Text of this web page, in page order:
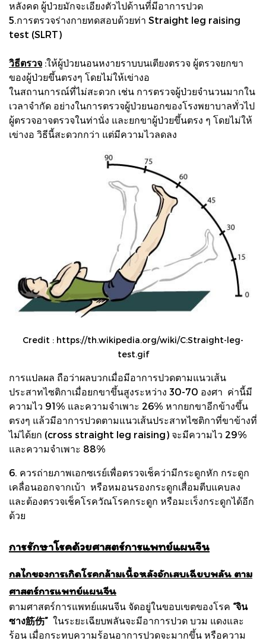
หลังคด ผู้ป่วยมักจะเอียงตัวไปด้านที่มีอาการปวด
5.การตรวจร่างกายทดสอบด้วยท่า Straight leg raising
test (SLRT)
วิธีตรวจ :ให้ผู้ป่วยนอนหงายราบบนเตียงตรวจ ผู้ตรวจยกขา
ของผู้ป่วยขึ้นตรงๆ โดยไม่ให้เข่างอ
ในสถานการณ์ที่ไม่สะดวก เช่น การตรวจผู้ป่วยจำนวนมากใน
เวลาจำกัด อย่างในการตรวจผู้ป่วยนอกของโรงพยาบาลทั่วไป
ผู้ตรวจอาจตรวจในท่านั่ง และยกขาผู้ป่วยขึ้นตรง ๆ โดยไม่ให้
เข่างอ วิธีนี้สะดวกกว่า แต่มีความไวลดลง
Credit : https://th.wikipedia.org/wiki/C:Straight-leg-
test.gif
การแปลผล ถือว่าผลบวกเมื่อมีอาการปวดตามแนวเส้น
ประสาทไซติกาเมื่อยกขาขึ้นสูงระหว่าง 30-70 องศา ค่านี้มี
ความไว 91% และความจำเพาะ 26% หากยกขาอีกข้างขึ้น
ตรงๆ แล้วมีอาการปวดตามแนวเส้นประสาทไซติกาที่ขาข้างที่
ไม่ได้ยก (cross straight leg raising) จะมีความไว 29%
และความจำเพาะ 88%
6. ควรถ่ายภาพเอกซเรย์เพื่อตรวจเช็คว่ามีกระดูกหัก กระดูก
เคลื่อนออกจากเบ้า หรือหมอนรองกระดูกเสื่อมตีบแคบลง
และต้องตรวจเช็คโรควัณโรคกระดูก หรือมะเร็งกระดูกได้อีก
ด้วย
การรักษาโรคด้วยศาสตร์การแพทย์แผนจีน
กลไกของการเกิดโรคกล้ามเนื้อหลังอักเสบเฉียบพลัน ตาม
ศาสตร์การแพทย์แผนจีน
ตามศาสตร์การแพทย์แผนจีน จัดอยู่ในขอบเขตของโรค “จิน
ซาง筋伤” ในระยะเฉียบพลันจะมีอาการปวด บวม แดงและ
ร้อน เมื่อกระทบความร้อนอาการปวดจะมากขึ้น หรือความ